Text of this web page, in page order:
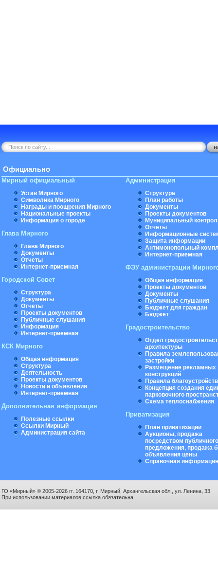
Официально
Мирный официальный
Устав Мирного
Символика Мирного
Награды и поощрения Мирного
Национальные проекты
Информация о городе
Глава Мирного
Глава Мирного
Документы
Отчеты
Интернет-приемная
Городской Совет
Структура
Документы
Отчеты
Проекты документов
Публичные слушания
Информация
Интернет-приемная
КСК Мирного
Общая информация
Структура
Деятельность
Проекты документов
Новости и объявления
Интернет-приемная
Дополнительная информация
Полезные ссылки
Ссылки Мирный
Администрация сайта
Администрация
Структура
План работы
Документы
Проекты документов
Муниципальный
Отчеты
Информационные
Защита информации
Антимонопольный
Интернет-приемная
ФЭУ администрации
Общая информация
Проекты документов
Документы
Публичные слушания
Бюджет для граждан
Бюджет
Градостроительство
Отдел
архитектуры
Правила
застройки
Размещение рекламных
конструкций
Правила
Концепция создания
парковочного
Схема теплоснабжения
Приватизация
План приватизации
Аукционы, продажа
посредством публичного
предложения, продажа
объявления цены
Справочная информация
ГО «Мирный» © 2005-2026 гг. 164170, г. Мирный, Архангельская обл., ул. Ленина, 33.
При использовании материалов ссылка обязательна.